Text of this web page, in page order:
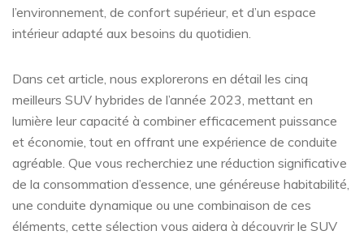
l’environnement, de confort supérieur, et d’un espace
intérieur adapté aux besoins du quotidien.
Dans cet article, nous explorerons en détail les cinq
meilleurs SUV hybrides de l’année 2023, mettant en
lumière leur capacité à combiner efficacement puissance
et économie, tout en offrant une expérience de conduite
agréable. Que vous recherchiez une réduction significative
de la consommation d’essence, une généreuse habitabilité,
une conduite dynamique ou une combinaison de ces
éléments, cette sélection vous aidera à découvrir le SUV